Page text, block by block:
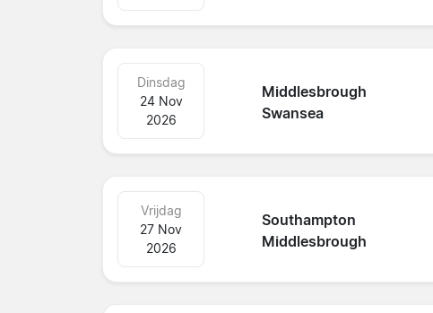
Middlesbrough
Swansea
Dinsdag
24 Nov
2026
Southampton
Middlesbrough
Vrijdag
27 Nov
2026